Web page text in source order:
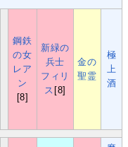
鋼鉄
の女
レア
ン
[8]
新緑の
兵士
フィリ
ス [8]
金の
聖霊
極
上
酒